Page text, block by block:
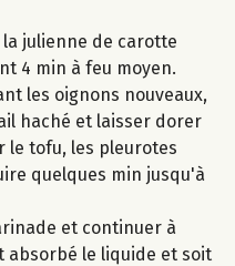
julienne de carotte
4 min à feu moyen.
les oignons nouveaux,
haché et laisser dorer
le tofu, les pleurotes
quelques min jusqu'à
et continuer à
absorbé le liquide et soit